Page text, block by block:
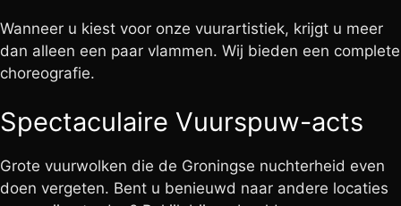
Wanneer u kiest voor onze vuurartistiek, krijgt u meer
dan alleen een paar vlammen. Wij bieden een complete
choreografie.
Spectaculaire Vuurspuw-acts
Grote vuurwolken die de Groningse nuchterheid even
doen vergeten. Bent u benieuwd naar andere locaties